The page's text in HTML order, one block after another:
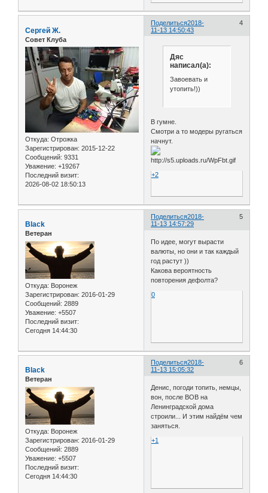
Поделиться 4
2018-
11-13 14:50:43
Сергей Ж.
Совет Клуба
Откуда: Отрожка
Зарегистрирован: 2015-12-22
Сообщений: 9331
Уважение: +19267
Последний визит:
2026-08-02 18:50:13
Дяс
написал(а):
Завоевать и
утопить!))
В гумне.
Смотри а то модеры ругаться
начнут.
+2
Поделиться 5
2018-
11-13 14:57:29
Black
Ветеран
Откуда: Воронеж
Зарегистрирован: 2016-01-29
Сообщений: 2889
Уважение: +5507
Последний визит:
Сегодня 14:44:30
По идее, могут вырасти
валюты, но они и так каждый
год растут ))
Какова вероятность
повторения дефолта?
0
Поделиться 6
2018-
11-13 15:05:32
Black
Ветеран
Откуда: Воронеж
Зарегистрирован: 2016-01-29
Сообщений: 2889
Уважение: +5507
Последний визит:
Сегодня 14:44:30
Денис, погоди топить, немцы,
вон, после ВОВ на
Ленинградской дома
строили... И этим найдём чем
заняться.
+1